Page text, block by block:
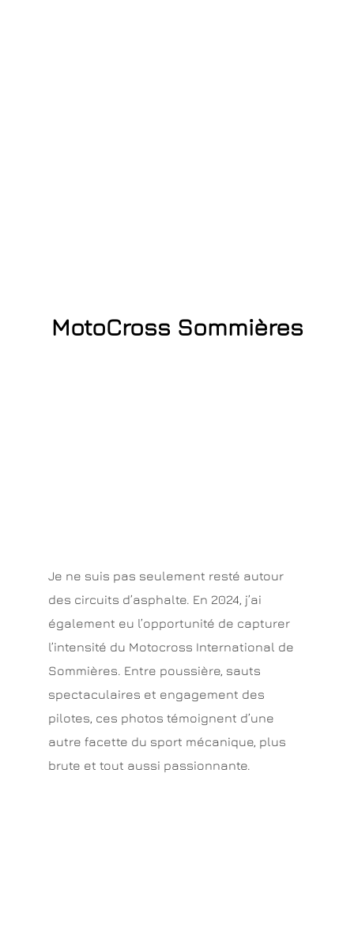
MotoCross Sommières
Je ne suis pas seulement resté autour
des circuits d’asphalte. En 2024, j’ai
également eu l’opportunité de capturer
l’intensité du Motocross International de
Sommières. Entre poussière, sauts
spectaculaires et engagement des
pilotes, ces photos témoignent d’une
autre facette du sport mécanique, plus
brute et tout aussi passionnante.